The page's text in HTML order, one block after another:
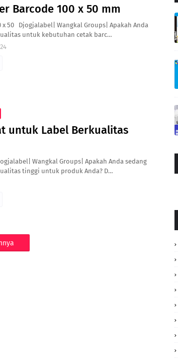
Barcode 100 x 50 mm
x 50 Djogjalabel| Wangkal Groups| Apakah Anda
untuk kebutuhan cetak barc…
untuk Label Berkualitas
Wangkal Groups| Apakah Anda sedang
tinggi untuk produk Anda? D…